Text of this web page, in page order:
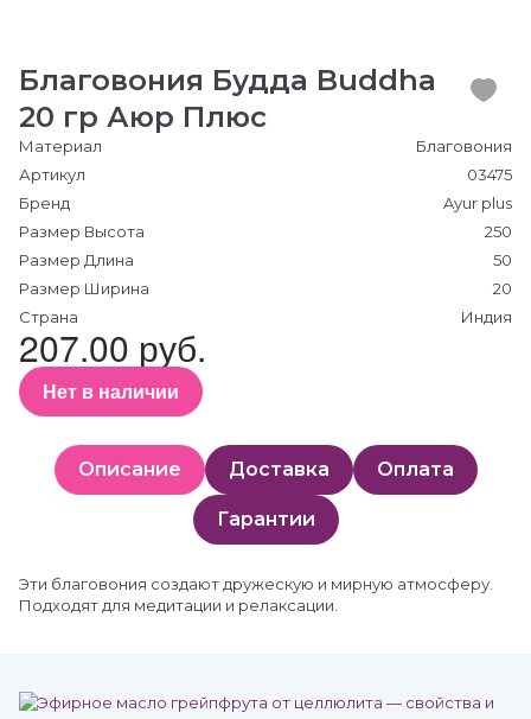
Благовония Будда Buddha
20 гр Аюр Плюс
Материал
Благовония
Артикул
03475
Бренд
Ayur plus
Размер Высота
250
Размер Длина
50
Размер Ширина
20
Страна
Индия
207.00 руб.
Нет в наличии
Описание Доставка Оплата
Гарантии
Эти благовония создают дружескую и мирную атмосферу.
Подходят для медитации и релаксации.